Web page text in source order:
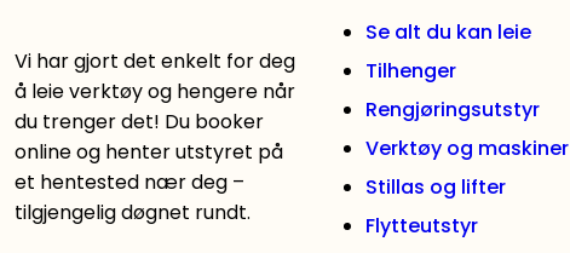
Vi har gjort det enkelt for deg
å leie verktøy og hengere når
du trenger det! Du booker
online og henter utstyret på
et hentested nær deg –
tilgjengelig døgnet rundt.
Se alt du kan leie
Tilhenger
Rengjøringsutstyr
Verktøy og maskiner
Stillas og lifter
Flytteutstyr